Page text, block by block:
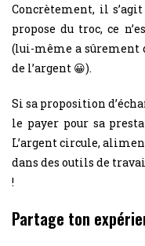
Concrètement, il
propose du troc, ce
(lui-même a sûrement
de l’argent 😀).
Si sa proposition
le payer pour sa
L’argent circule,
dans des outils de
!
Partage ton